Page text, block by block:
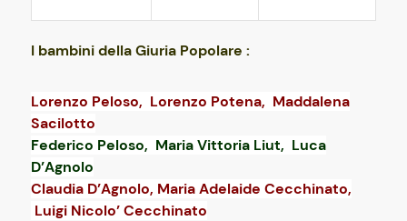
I bambini della Giuria Popolare :
Lorenzo Peloso, Lorenzo Potena, Maddalena
Sacilotto
Federico Peloso, Maria Vittoria Liut, Luca
D’Agnolo
Claudia D’Agnolo, Maria Adelaide Cecchinato,
Luigi Nicolo’ Cecchinato